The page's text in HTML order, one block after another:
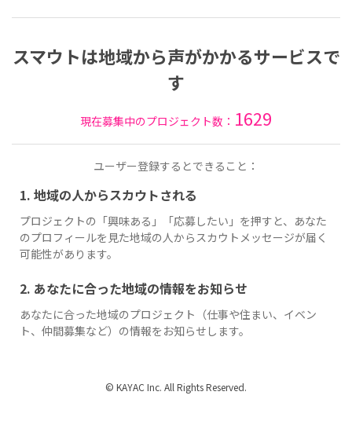
スマウトは地域から声がかかるサービスで
す
現在募集中のプロジェクト数： 1629
ユーザー登録するとできること：
1. 地域の人からスカウトされる
プロジェクトの「興味ある」「応募したい」を押すと、あなた
のプロフィールを見た地域の人からスカウトメッセージが届く
可能性があります。
2. あなたに合った地域の情報をお知らせ
あなたに合った地域のプロジェクト（仕事や住まい、イベン
ト、仲間募集など）の情報をお知らせします。
© KAYAC Inc. All Rights Reserved.